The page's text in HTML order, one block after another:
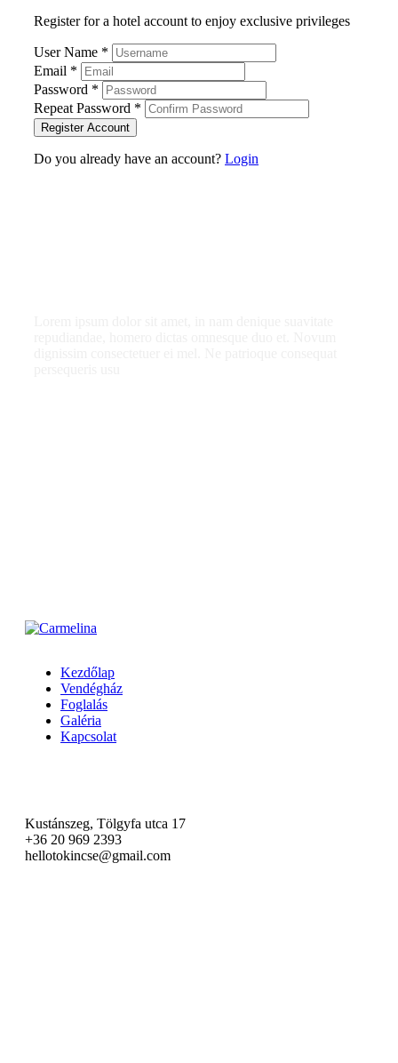
Register for a hotel account to enjoy exclusive privileges
User Name *
Email *
Password *
Repeat Password *
Register Account
Do you already have an account? Login
Kezdőlap
Vendégház
Foglalás
Galéria
Kapcsolat
Kustánszeg, Tölgyfa utca 17
‭+36 20 969 2393‬
hellotokincse@gmail.com